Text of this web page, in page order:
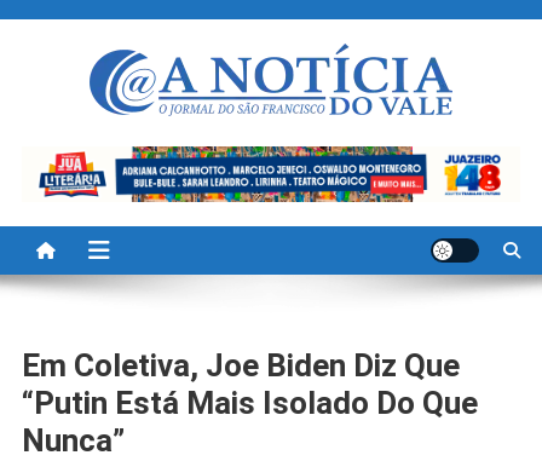
A Noticia Do Vale
Em Coletiva, Joe Biden Diz Que
“Putin Está Mais Isolado Do Que
Nunca”